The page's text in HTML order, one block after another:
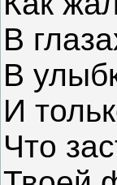
В
В
И
Что